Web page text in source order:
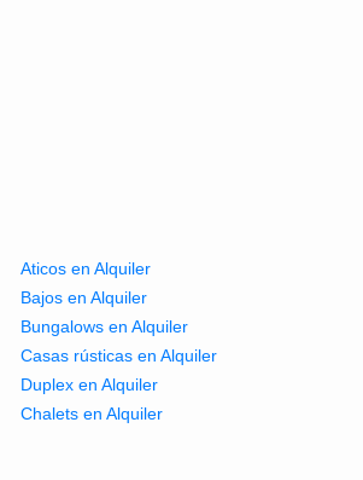
Aticos en Alquiler
Bajos en Alquiler
Bungalows en Alquiler
Casas rústicas en Alquiler
Duplex en Alquiler
Chalets en Alquiler